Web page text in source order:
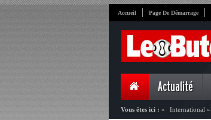
Accueil Page De Démarrage
Actualité
Vous êtes ici : » International »